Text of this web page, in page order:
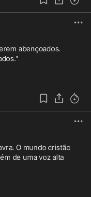
abençoados.
O mundo cristão
de uma voz alta